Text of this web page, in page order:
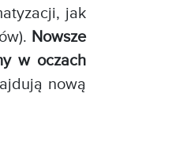
jak
Nowsze
w oczach
nową